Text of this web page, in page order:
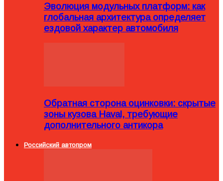
Эволюция модульных платформ: как
глобальная архитектура определяет
ездовой характер автомобиля
Обратная сторона оцинковки: скрытые
зоны кузова Haval, требующие
дополнительного антикора
Российский автопром